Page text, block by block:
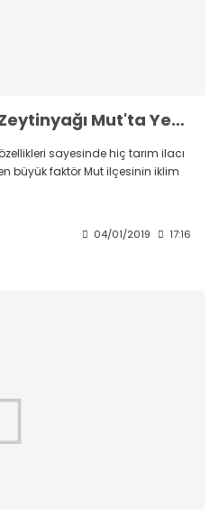
İlaçsız Zeytin İlaçsız Zeytinyağı Mut'ta Yetişir
sayesinde hiç tarım ilacı
büyük faktör Mut ilçesinin iklim
04/01/2019 17:16